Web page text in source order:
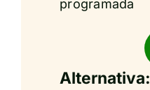
programada
Alternativa: